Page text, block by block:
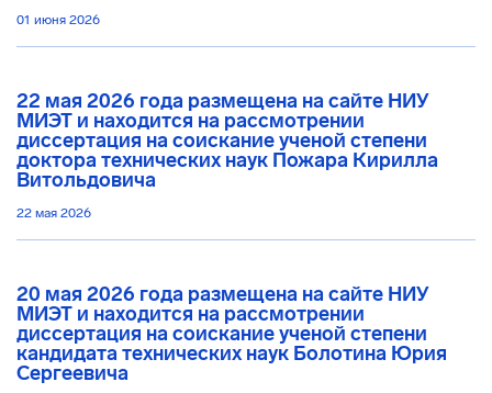
01 июня 2026
22 мая 2026 года размещена на сайте НИУ
МИЭТ и находится на рассмотрении
диссертация на соискание ученой степени
доктора технических наук Пожара Кирилла
Витольдовича
22 мая 2026
20 мая 2026 года размещена на сайте НИУ
МИЭТ и находится на рассмотрении
диссертация на соискание ученой степени
кандидата технических наук Болотина Юрия
Сергеевича